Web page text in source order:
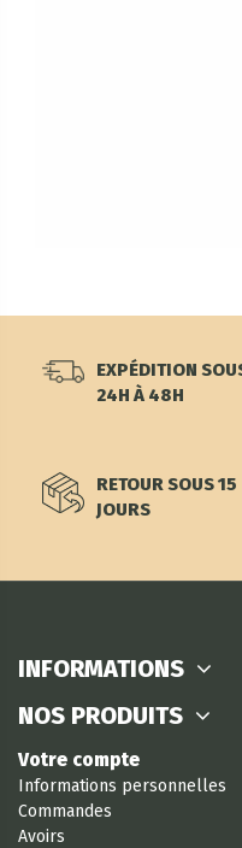
EXPÉDITION
24H À 48H
RETOUR SOUS 15
JOURS
INFORMATIONS
NOS PRODUITS
Votre compte
Informations personnelles
Commandes
Avoirs